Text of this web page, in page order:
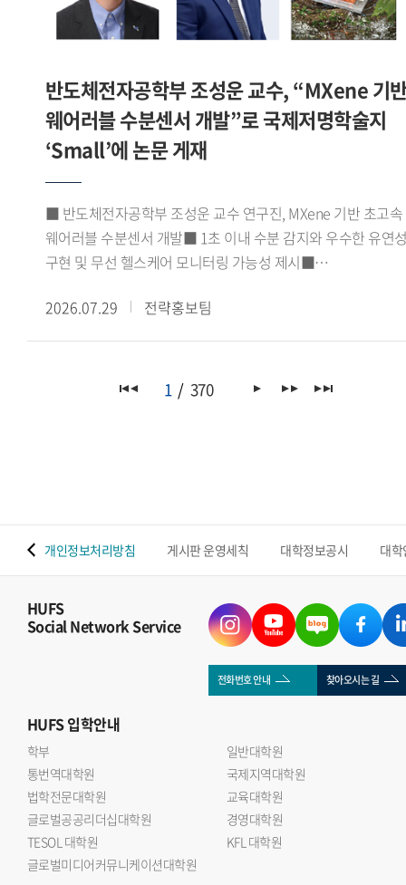
지원사업 내용의 소개로 마무리됐다.이번 학술대회는 한일
양국의 중동 연구자들이 동아시아의 무슬림 이주민이라는 공통
다졌다는 점에서 의의가 있다.
주한모로코대사의 축사를 비롯해 아비르 파이살(Abeer Faisal)
주한이집트대사관 2등서기관, 조지 해리슨(George Harrison)
연구센터의 출범을 축하하고 향후 활동에 대한 기대를 전했다.
포럼에서는 정지원 GBSI 센터 코디네이터가 'GBSI
아프리카녹색성장연구센터 VISION 2030'을 주제로 센터의
중장기 연구 비전과 추진 방향을 발표했다. 이어 노지현
아프리카연구소 HK연구교수, 김규연 이화여자대학교
기후변화예측연구센터 박사후연구원, 에마누엘라 도린 코피
(Emmanuella Doreen Kwofie) 녹색기후기금(GCF) 프로그램
오피서(Programme Officer)가 발표와 토론에 참여해 한-
등에 대해 심도 있는 논의를 이어갔다.이번 포럼은
관련 분야의 학술 교류와 공동 연구를 확대하는 계기가 됐다.
반도체전자공학부 조성운 교수, “MXene 기
웨어러블 수분센서 개발”로 국제저명학술지
‘Small’에 논문 게재
■ 반도체전자공학부 조성운 교수 연구진, MXene 기반 초고속
웨어러블 수분센서 개발■ 1초 이내 수분 감지와 우수한 유연
구현 및 무선 헬스케어 모니터링 가능성 제시■
『Small』(Impact factor 11.8) 게재우리 대학
반도체전자공학부 조성운 교수 연구진이 실리카 나노입자와
이를 무선 헬스케어 모니터링 시스템에 성공적으로 적용했다고
수분 이동 통로와 반응 면적이 감소하는 한계가 있었다.
연구진은 실리카 나노입자를 MXene 층 사이에 삽입한 계층적
다공성 SNP@MXene 구조를 개발해 재적층을 억제하고 수분
이동성과 센서의 감도 안정성을 높였다.개발된 센서는 3~88%
의 상대습도 범위를 감지했으며, 응답과 회복 모두 1초 이내에
이뤄졌다. 기존 MXene 센서보다 감도가 약 4배 향상됐고,
25일간 안정적인 성능을 유지했다. 또한 2,250회의 반복 굽힘
이후에도 초기 성능의 약 95% 이상을 유지했다.연구진은
센서를 상용 기저귀와 Wi-Fi 통신 모듈에 연계해 젖음 정도와
반복적인 수분 유입을 실시간으로 감지했다. 이를 통해
영유아와 노약자, 거동이 불편한 환자의 배뇨 상태를 원격
모니터링할 가능성을 제시했다.조성운 교수는 이번 연구는
MXene의 재적층 문제를 해결하면서 높은 감도와 빠른
응답성을 동시에 구현했다는 데 의미가 있다 며 한국외대
반도체전자공학부의 반도체 소재 소자 및 지능형 센서 분야
2026.07.29 전략홍보팀
1 370
개인정보처리방침 게시판 운영세칙 대학정보공시 대
HUFS
Social Network Service
전화번호 안내 찾아오시는 길
HUFS입학안내
학부
일반대학원
통번역대학원
국제지역대학원
법학전문대학원
교육대학원
글로벌공공리더십대학원
경영대학원
TESOL 대학원
KFL 대학원
글로벌미디어커뮤니케이션대학원